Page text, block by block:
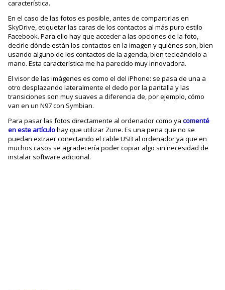
característica.
En el caso de las fotos es posible, antes de compartirlas en
SkyDrive, etiquetar las caras de los contactos al más puro estilo
Facebook. Para ello hay que acceder a las opciones de la foto,
decirle dónde están los contactos en la imagen y quiénes son, bien
usando alguno de los contactos de la agenda, bien tecleándolo a
mano. Esta característica me ha parecido muy innovadora.
El visor de las imágenes es como el del iPhone: se pasa de una a
otro desplazando lateralmente el dedo por la pantalla y las
transiciones son muy suaves a diferencia de, por ejemplo, cómo
van en un N97 con Symbian.
Para pasar las fotos directamente al ordenador como yacomenté
en este artículohay que utilizar Zune. Es una pena que no se
puedan extraer conectando el cable USB al ordenador ya que en
muchos casos se agradecería poder copiar algo sin necesidad de
instalar software adicional.